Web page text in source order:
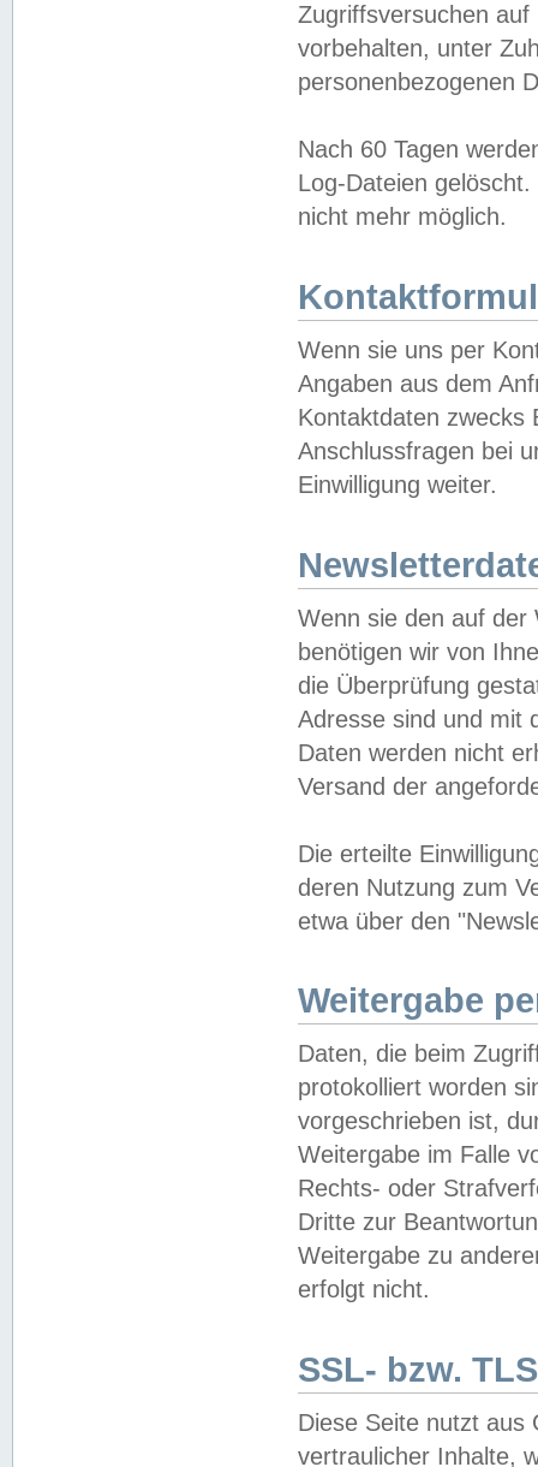
Zugriffsversuchen
vorbehalten, unter
personenbezogenen
Nach 60 Tagen
Log-Dateien
nicht mehr möglich.
Wenn sie uns per
Angaben aus dem
Kontaktdaten zwecks
Anschlussfragen bei
Einwilligung weiter.
Wenn sie den auf der
benötigen wir von
die Überprüfung
Adresse sind und mit
Daten werden nicht
Versand der
Die erteilte
deren Nutzung zum
etwa über den
Weitergabe
Daten, die beim
protokolliert worden
vorgeschrieben ist,
Weitergabe im Falle
Rechts- oder
Dritte zur
Weitergabe zu
erfolgt nicht.
SSL- bzw.
Diese Seite nutzt aus
vertraulicher Inhalte,